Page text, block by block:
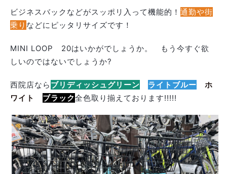
ビジネスバックなどがスッポリ入って機能的！ 通勤や街
乗り などにピッタリサイズです！
MINI LOOP 20はいかがでしょうか。 もう今すぐ欲
しいのではないでしょうか?
西院店なら ブリディッシュグリーン ライトブルー
ホ
ワイト
ブラック全色取り揃えております!!!!!